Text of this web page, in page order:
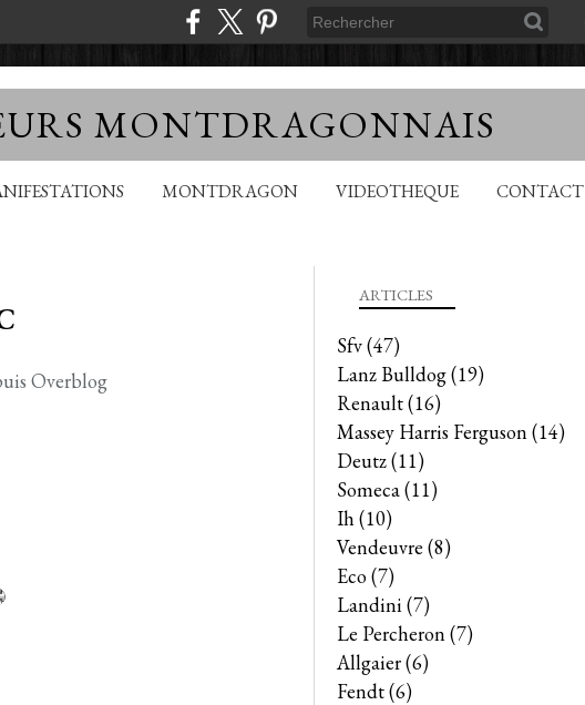
MONTDRAGONNAIS
MONTDRAGON VIDEOTHEQUE CONTACT
Overblog
ARTICLES
Sfv(47)
Lanz Bulldog(19)
Renault(16)
Massey Harris Ferguson(14)
Deutz(11)
Someca(11)
Ih(10)
Vendeuvre (8)
Eco(7)
Landini(7)
Le Percheron(7)
Allgaier(6)
Fendt(6)